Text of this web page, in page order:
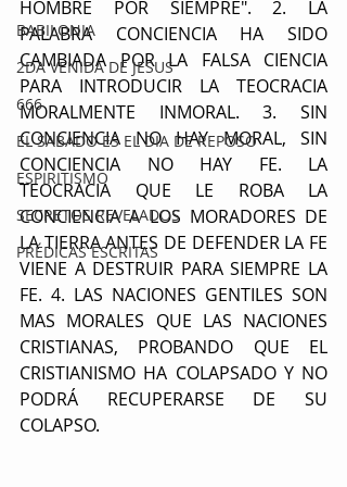
BABILONIA
2DA VENIDA DE JESUS
666
EL SABADO ES EL DIA DE REPOSO
ESPIRITISMO
SECRETOS REVELADOS
PRÉDICAS ESCRITAS
HOMBRE POR SIEMPRE". 2. LA
PALABRA CONCIENCIA HA SIDO
CAMBIADA POR LA FALSA CIENCIA
PARA INTRODUCIR LA TEOCRACIA
MORALMENTE INMORAL. 3. SIN
CONCIENCIA NO HAY MORAL, SIN
CONCIENCIA NO HAY FE. LA
TEOCRACIA QUE LE ROBA LA
CONCIENCIA A LOS MORADORES DE
LA TIERRA ANTES DE DEFENDER LA FE
VIENE A DESTRUIR PARA SIEMPRE LA
FE. 4. LAS NACIONES GENTILES SON
MAS MORALES QUE LAS NACIONES
CRISTIANAS, PROBANDO QUE EL
CRISTIANISMO HA COLAPSADO Y NO
PODRÁ RECUPERARSE DE SU
COLAPSO.